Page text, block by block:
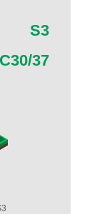
S3
C30/37